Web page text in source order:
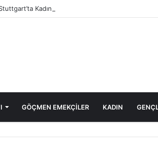
Kadın Katliamı Girişimine Karşı Kadınlar
GÖÇMEN EMEKÇİLER KADIN